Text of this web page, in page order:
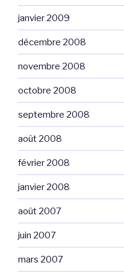
janvier 2009
décembre 2008
novembre 2008
octobre 2008
septembre 2008
août 2008
février 2008
janvier 2008
août 2007
juin 2007
mars 2007